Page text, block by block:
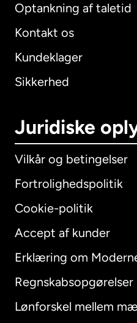
Optankning af taletid
Kontakt os
Kundeklager
Sikkerhed
Juridiske
Vilkår og betingelser
Fortrolighedspolitik
Cookie-politik
Accept af kunder
Erklæring om
Regnskabsopgørelser
Lønforskel mellem
International